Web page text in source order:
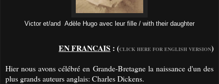
Victor et/and Adèle Hugo avec leur fille / with their daughter
EN FRANCAIS : (CLICK HERE FOR ENGLISH VERSION)
Hier nous avons célébré en Grande-Bretagne la naissance d'un des
plus grands auteurs anglais: Charles Dickens.